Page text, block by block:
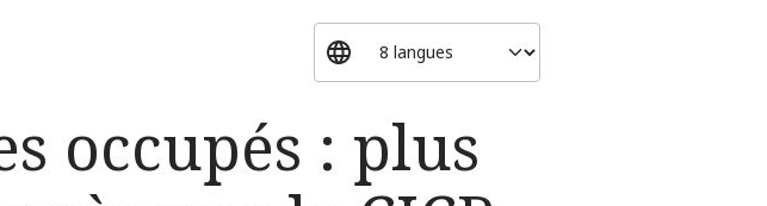
occupés : plus